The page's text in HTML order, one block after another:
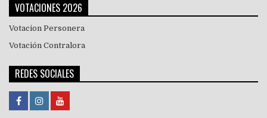
VOTACIONES 2026
Votacion Personera
Votación Contralora
REDES SOCIALES